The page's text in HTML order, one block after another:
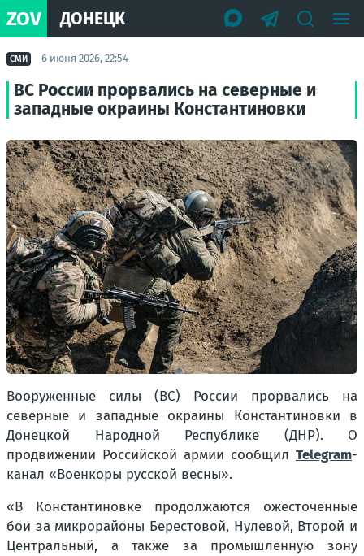
ZOV ДОНЕЦК
СМИ 6 июня 2026, 22:54
ВС России прорвались на северные и
западные окраины Константиновки
Вооруженные силы (ВС) России прорвались на
северные и западные окраины Константиновки в
Донецкой Народной Республике (ДНР). О
продвижении Российской армии сообщил Telegram-
канал «Военкоры русской весны».
«В Константиновке продолжаются ожесточенные
бои за микрорайоны Берестовой, Нулевой, Второй и
Центральный, а также за промышленную зону